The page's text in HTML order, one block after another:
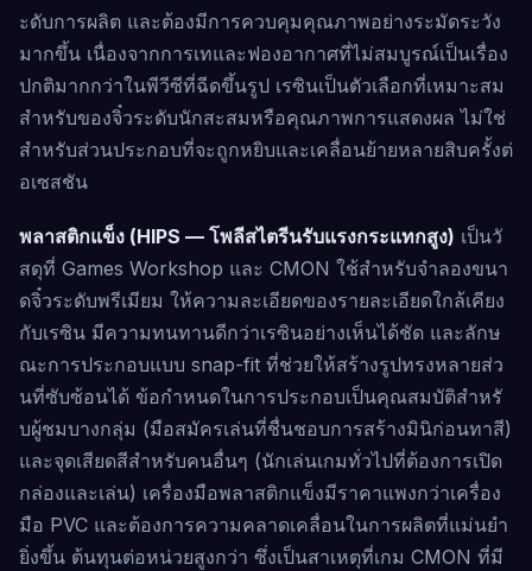
ะดับการผลิต และต้องมีการควบคุมคุณภาพอย่างระมัดระวัง
มากขึ้น เนื่องจากการเทและฟองอากาศที่ไม่สมบูรณ์เป็นเรื่อง
ปกติมากกว่าในพีวีซีที่ฉีดขึ้นรูป เรซินเป็นตัวเลือกที่เหมาะสม
สำหรับของจิ๋วระดับนักสะสมหรือคุณภาพการแสดงผล ไม่ใช่
สำหรับส่วนประกอบที่จะถูกหยิบและเคลื่อนย้ายหลายสิบครั้งต่
อเซสชัน
พลาสติกแข็ง (HIPS — โพลีสไตรีนรับแรงกระแทกสูง) เป็นวั
สดุที่ Games Workshop และ CMON ใช้สำหรับจำลองขนา
ดจิ๋วระดับพรีเมียม ให้ความละเอียดของรายละเอียดใกล้เคียง
กับเรซิน มีความทนทานดีกว่าเรซินอย่างเห็นได้ชัด และลักษ
ณะการประกอบแบบ snap-fit ​​ที่ช่วยให้สร้างรูปทรงหลายส่ว
นที่ซับซ้อนได้ ข้อกำหนดในการประกอบเป็นคุณสมบัติสำหรั
บผู้ชมบางกลุ่ม (มือสมัครเล่นที่ชื่นชอบการสร้างมินิก่อนทาสี)
และจุดเสียดสีสำหรับคนอื่นๆ (นักเล่นเกมทั่วไปที่ต้องการเปิด
กล่องและเล่น) เครื่องมือพลาสติกแข็งมีราคาแพงกว่าเครื่อง
มือ PVC และต้องการความคลาดเคลื่อนในการผลิตที่แม่นยำ
ยิ่งขึ้น ต้นทุนต่อหน่วยสูงกว่า ซึ่งเป็นสาเหตุที่เกม CMON ที่มี